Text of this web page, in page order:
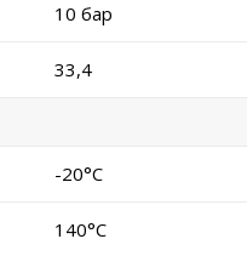
10 бар
33,4
-20°C
140°C